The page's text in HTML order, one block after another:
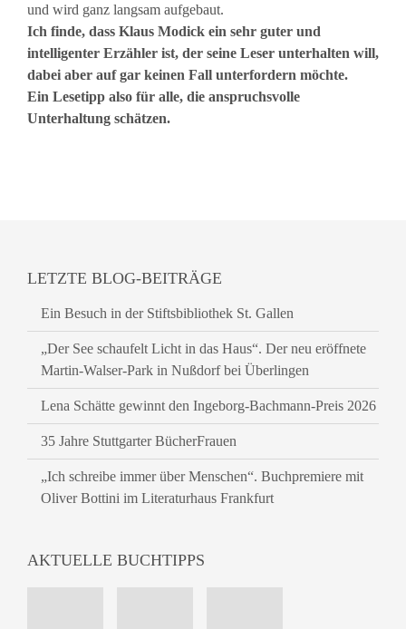
und wird ganz langsam aufgebaut.
Ich finde, dass Klaus Modick ein sehr guter und
intelligenter Erzähler ist, der seine Leser unterhalten will,
dabei aber auf gar keinen Fall unterfordern möchte.
Ein Lesetipp also für alle, die anspruchsvolle
Unterhaltung schätzen.
LETZTE BLOG-BEITRÄGE
Ein Besuch in der Stiftsbibliothek St. Gallen
„Der See schaufelt Licht in das Haus“. Der neu eröffnete
Martin-Walser-Park in Nußdorf bei Überlingen
Lena Schätte gewinnt den Ingeborg-Bachmann-Preis 2026
35 Jahre Stuttgarter BücherFrauen
„Ich schreibe immer über Menschen“. Buchpremiere mit
Oliver Bottini im Literaturhaus Frankfurt
AKTUELLE BUCHTIPPS